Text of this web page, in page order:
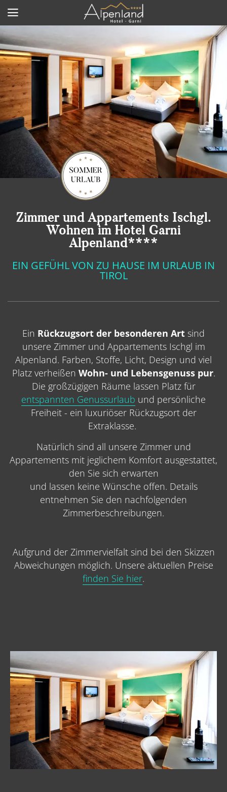
Zimmer und Appartements Ischgl.
Wohnen im Hotel Garni
Alpenland****
EIN GEFÜHL VON ZU HAUSE IM URLAUB IN
TIROL
Ein Rückzugsort der besonderen Art sind
unsere Zimmer und Appartements Ischgl im
Alpenland. Farben, Stoffe, Licht, Design und viel
Platz verheißen Wohn- und Lebensgenuss pur.
Die großzügigen Räume lassen Platz für
entspannten Genussurlaub und persönliche
Freiheit - ein luxuriöser Rückzugsort der
Extraklasse.
Natürlich sind all unsere Zimmer und
Appartements mit jeglichem Komfort ausgestattet,
den Sie sich erwarten
und lassen keine Wünsche offen. Details
entnehmen Sie den nachfolgenden
Zimmerbeschreibungen.
Aufgrund der Zimmervielfalt sind bei den Skizzen
Abweichungen möglich. Unsere aktuellen Preise
finden Sie hier.